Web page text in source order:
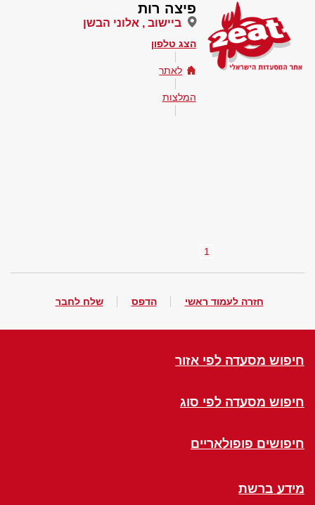
פיצה רות
ביישוב , אלוני הבשן
הצג טלפון
לאתר
המלצות
1
חזרה לעמוד ראשי הדפס שלח לחבר
חיפוש מסעדה לפי אזור
חיפוש מסעדה לפי סוג
חיפושים פופולאריים
מידע ברשת